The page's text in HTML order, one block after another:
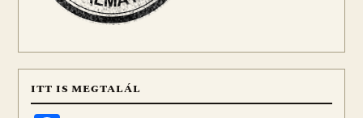
ITT IS MEGTALÁL